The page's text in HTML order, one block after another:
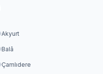
Akyurt
Balâ
Çamlıdere